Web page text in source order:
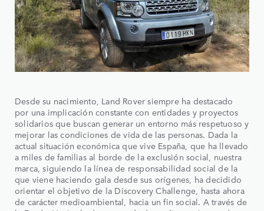
Desde su nacimiento, Land Rover siempre ha destacado
por una implicación constante con entidades y proyectos
solidarios que buscan generar un entorno más respetuoso y
mejorar las condiciones de vida de las personas. Dada la
actual situación económica que vive España, que ha llevado
a miles de familias al borde de la exclusión social, nuestra
marca, siguiendo la línea de responsabilidad social de la
que viene haciendo gala desde sus orígenes, ha decidido
orientar el objetivo de la Discovery Challenge, hasta ahora
de carácter medioambiental, hacia un fin social. A través de